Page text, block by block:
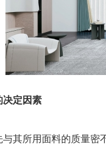
决定因素
所用面料的质量密